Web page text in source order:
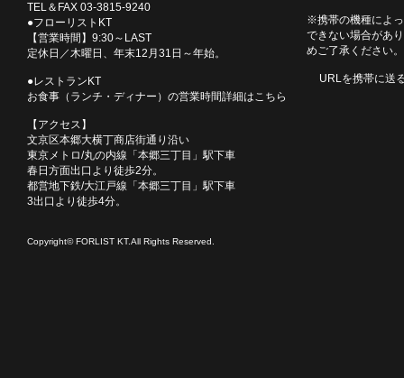
TEL＆FAX 03-3815-9240
●フローリストKT
【営業時間】9:30～LAST
定休日／木曜日、年末12月31日～年始。
●レストランKT
お食事（ランチ・ディナー）の営業時間詳細はこちら
【アクセス】
文京区本郷大横丁商店街通り沿い
東京メトロ/丸の内線「本郷三丁目」駅下車
春日方面出口より徒歩2分。
都営地下鉄/大江戸線「本郷三丁目」駅下車
3出口より徒歩4分。
※携帯の機種によ
できない場合があ
めご了承ください。
URLを携帯に送
Copyright© FORLIST KT.All Rights Reserved.